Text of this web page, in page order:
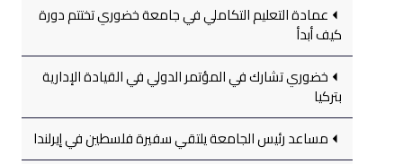
عمادة التعليم التكاملي في جامعة خضوري تختتم دورة
كيف أبدأ
خضوري تشارك في المؤتمر الدولي في القيادة الإدارية
بتركيا
مساعد رئيس الجامعة يلتقي سفيرة فلسطين في إيرلندا